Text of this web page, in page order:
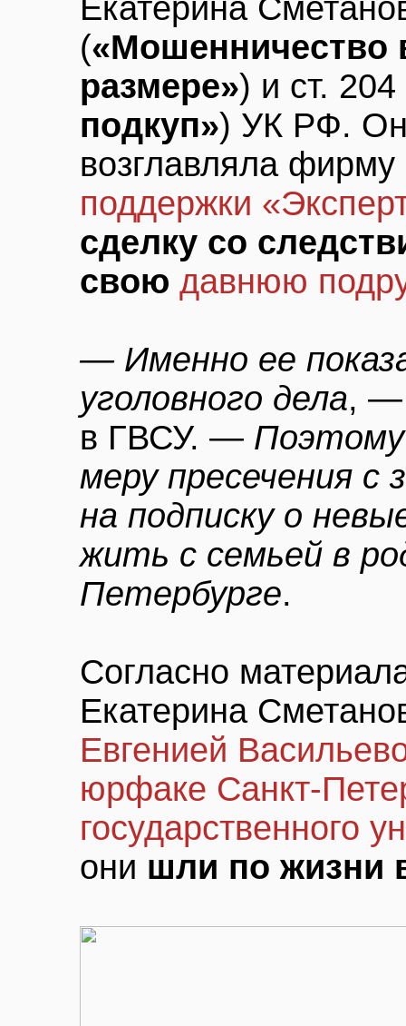
Екатерина
(«Мошенничество
размере») и ст. 204
подкуп») УК РФ.
возглавляла фирму
поддержки
сделку cо
свою давнюю
— Именно ее
уголовного дела, —
в ГВСУ. — Поэтому
меру пресечения с
на подписку о
жить с семьей в
Петербурге.
Согласно
Екатерина
Евгенией
юрфаке Санкт-
государственного
они шли по жизни